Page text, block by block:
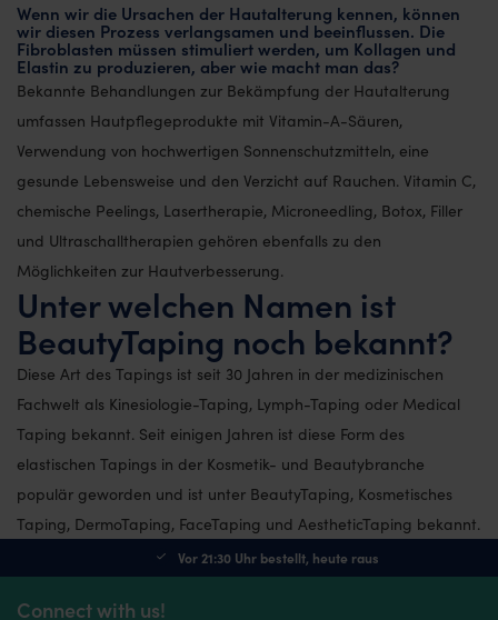
Wenn wir die Ursachen der Hautalterung kennen, können
wir diesen Prozess verlangsamen und beeinflussen. Die
Fibroblasten müssen stimuliert werden, um Kollagen und
Elastin zu produzieren, aber wie macht man das?
Bekannte Behandlungen zur Bekämpfung der Hautalterung
umfassen Hautpflegeprodukte mit Vitamin-A-Säuren,
Verwendung von hochwertigen Sonnenschutzmitteln, eine
gesunde Lebensweise und den Verzicht auf Rauchen. Vitamin C,
chemische Peelings, Lasertherapie, Microneedling, Botox, Filler
und Ultraschalltherapien gehören ebenfalls zu den
Möglichkeiten zur Hautverbesserung.
Unter welchen Namen ist
BeautyTaping noch bekannt?
Diese Art des Tapings ist seit 30 Jahren in der medizinischen
Fachwelt als Kinesiologie-Taping, Lymph-Taping oder Medical
Taping bekannt. Seit einigen Jahren ist diese Form des
elastischen Tapings in der Kosmetik- und Beautybranche
populär geworden und ist unter BeautyTaping, Kosmetisches
Taping, DermoTaping, FaceTaping und AestheticTaping bekannt.
Vor 21:30 Uhr bestellt, heute raus
Connect with us!